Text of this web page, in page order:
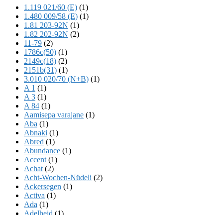
1.119 021/60 (E) (1)
1.480 009/58 (E) (1)
1.81 203-92N (1)
1.82 202-92N (2)
11-79 (2)
1786c(50) (1)
2149c(18) (2)
2151b(31) (1)
3.010 020/70 (N+B) (1)
A 1 (1)
A 3 (1)
A 84 (1)
Aamisepa varajane (1)
Aba (1)
Abnaki (1)
Abred (1)
Abundance (1)
Accent (1)
Achat (2)
Acht-Wochen-Nüdeli (2)
Ackersegen (1)
Activa (1)
Ada (1)
Adelheid (1)